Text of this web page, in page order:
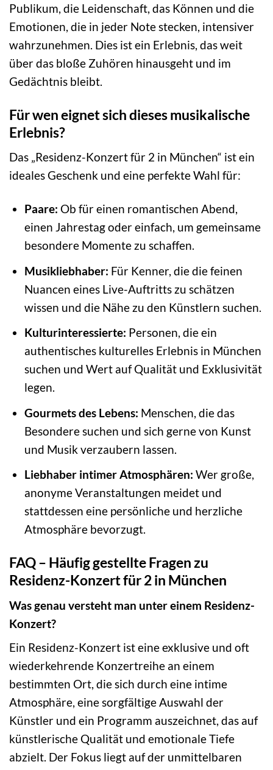
Publikum, die Leidenschaft, das Können und die
Emotionen, die in jeder Note stecken, intensiver
wahrzunehmen. Dies ist ein Erlebnis, das weit
über das bloße Zuhören hinausgeht und im
Gedächtnis bleibt.
Für wen eignet sich dieses musikalische
Erlebnis?
Das „Residenz-Konzert für 2 in München“ ist ein
ideales Geschenk und eine perfekte Wahl für:
Paare: Ob für einen romantischen Abend,
einen Jahrestag oder einfach, um gemeinsame
besondere Momente zu schaffen.
Musikliebhaber: Für Kenner, die die feinen
Nuancen eines Live-Auftritts zu schätzen
wissen und die Nähe zu den Künstlern suchen.
Kulturinteressierte: Personen, die ein
authentisches kulturelles Erlebnis in München
suchen und Wert auf Qualität und Exklusivität
legen.
Gourmets des Lebens: Menschen, die das
Besondere suchen und sich gerne von Kunst
und Musik verzaubern lassen.
Liebhaber intimer Atmosphären: Wer große,
anonyme Veranstaltungen meidet und
stattdessen eine persönliche und herzliche
Atmosphäre bevorzugt.
FAQ – Häufig gestellte Fragen zu
Residenz-Konzert für 2 in München
Was genau versteht man unter einem Residenz-
Konzert?
Ein Residenz-Konzert ist eine exklusive und oft
wiederkehrende Konzertreihe an einem
bestimmten Ort, die sich durch eine intime
Atmosphäre, eine sorgfältige Auswahl der
Künstler und ein Programm auszeichnet, das auf
künstlerische Qualität und emotionale Tiefe
abzielt. Der Fokus liegt auf der unmittelbaren